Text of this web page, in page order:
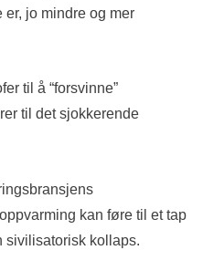
er, jo mindre og mer
til å “forsvinne”
til det sjokkerende
kan føre til et tap
sivilisatorisk kollaps.